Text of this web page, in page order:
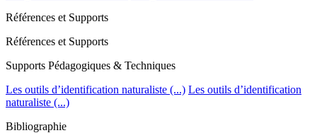
Références et Supports
Références et Supports
Supports Pédagogiques & Techniques
Les outils d’identification naturaliste (...) Les outils d’identification
naturaliste (...)
Bibliographie